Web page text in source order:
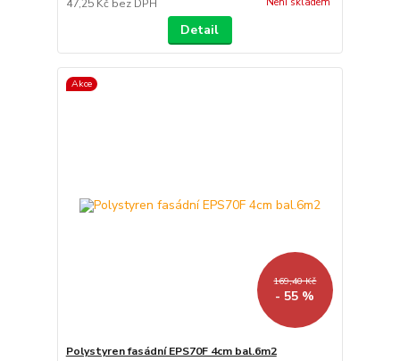
47,25 Kč bez DPH
Detail
Akce
169,40 Kč
- 55 %
Polystyren fasádní EPS70F 4cm bal.6m2